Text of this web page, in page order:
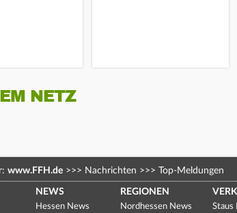
NETZ
www.FFH.de >>> Nachrichten >>> Top-Meldungen
NEWS
Hessen News
REGIONEN
Nordhessen News Staus